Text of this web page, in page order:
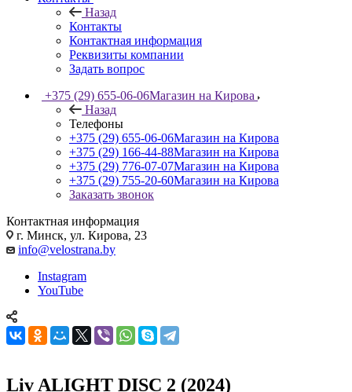
Назад
Контакты
Контактная информация
Реквизиты компании
Задать вопрос
+375 (29) 655-06-06Магазин на Кирова
Назад
Телефоны
+375 (29) 655-06-06Магазин на Кирова
+375 (29) 166-44-88Магазин на Кирова
+375 (29) 776-07-07Магазин на Кирова
+375 (29) 755-20-60Магазин на Кирова
Заказать звонок
Контактная информация
г. Минск, ул. Кирова, 23
info@velostrana.by
Instagram
YouTube
Liv ALIGHT DISC 2 (2024)